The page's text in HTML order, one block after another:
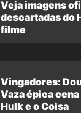
Veja imagens
descartadas do
filme
Vingadores:
Vaza épica
Hulk e o Coisa